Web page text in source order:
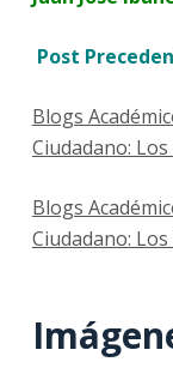
Post
Blogs
Ciudadano:
Blogs
Ciudadano: